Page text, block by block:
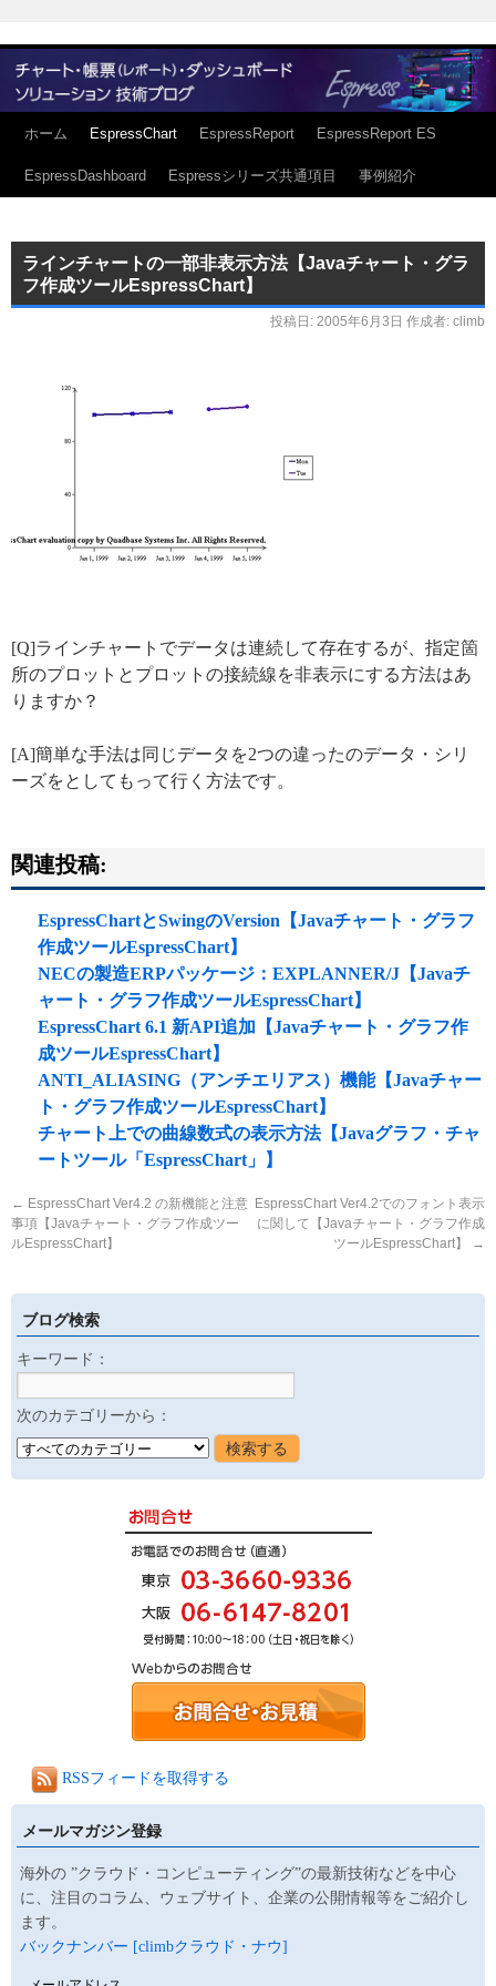
ホーム EspressChart EspressReport EspressReport ES
EspressDashboard Espressシリーズ共通項目 事例紹介
ラインチャートの一部非表示方法【Javaチャート・グラ
フ作成ツールEspressChart】
投稿日: 2005年6月3日 作成者: climb
[Q]ラインチャートでデータは連続して存在するが、指定箇
所のプロットとプロットの接続線を非表示にする方法はあ
りますか？
[A]簡単な手法は同じデータを2つの違ったのデータ・シリ
ーズをとしてもって行く方法です。
関連投稿:
EspressChartとSwingのVersion【Javaチャート・グラフ
作成ツールEspressChart】
NECの製造ERPパッケージ：EXPLANNER/J【Javaチ
ャート・グラフ作成ツールEspressChart】
EspressChart 6.1 新API追加【Javaチャート・グラフ作
成ツールEspressChart】
ANTI_ALIASING（アンチエリアス）機能【Javaチャー
ト・グラフ作成ツールEspressChart】
チャート上での曲線数式の表示方法【Javaグラフ・チャ
ートツール「EspressChart」】
← EspressChart Ver4.2 の新機能と注意
事項【Javaチャート・グラフ作成ツー
ルEspressChart】
EspressChart Ver4.2でのフォント表示
に関して【Javaチャート・グラフ作成
ツールEspressChart】
→
ブログ検索
キーワード：
次のカテゴリーから：
RSSフィードを取得する
メールマガジン登録
海外の ”クラウド・コンピューティング”の最新技術などを中心
に、注目のコラム、ウェブサイト、企業の公開情報等をご紹介し
ます。
バックナンバー [climbクラウド・ナウ]